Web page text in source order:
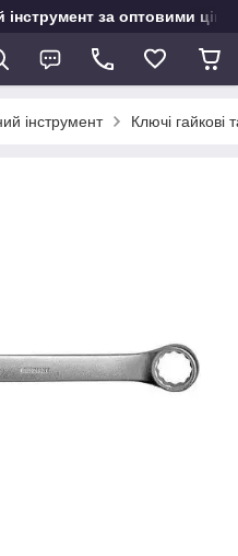
за оптовими
інструмент Ключі гайкові